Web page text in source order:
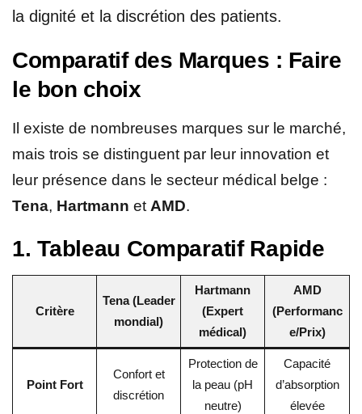
la dignité et la discrétion des patients.
Comparatif des Marques : Faire
le bon choix
Il existe de nombreuses marques sur le marché,
mais trois se distinguent par leur innovation et
leur présence dans le secteur médical belge :
Tena, Hartmann et AMD.
1. Tableau Comparatif Rapide
Critère
Tena (Leader
mondial)
Hartmann
(Expert
médical)
AMD
(Performanc
e/Prix)
Point Fort
Confort et
discrétion
Protection de
la peau (pH
neutre)
Capacité
d’absorption
élevée